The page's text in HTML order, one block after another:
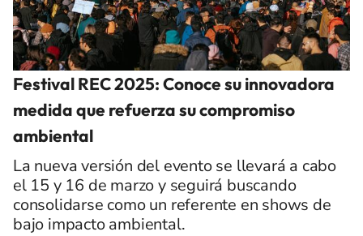
Festival REC 2025: Conoce su innovadora
medida que refuerza su compromiso
ambiental
La nueva versión del evento se llevará a cabo
el 15 y 16 de marzo y seguirá buscando
consolidarse como un referente en shows de
bajo impacto ambiental.